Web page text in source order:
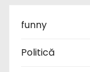
funny
Politică